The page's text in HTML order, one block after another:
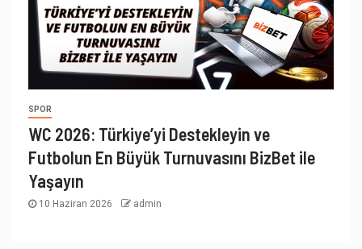
SPOR
WC 2026: Türkiye’yi Destekleyin ve
Futbolun En Büyük Turnuvasını BizBet ile
Yaşayın
10 Haziran 2026 admin